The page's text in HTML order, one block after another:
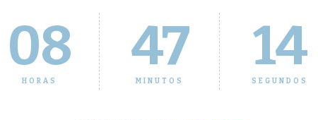
08
HORAS
47
MINUTOS
15
SEGUNDOS